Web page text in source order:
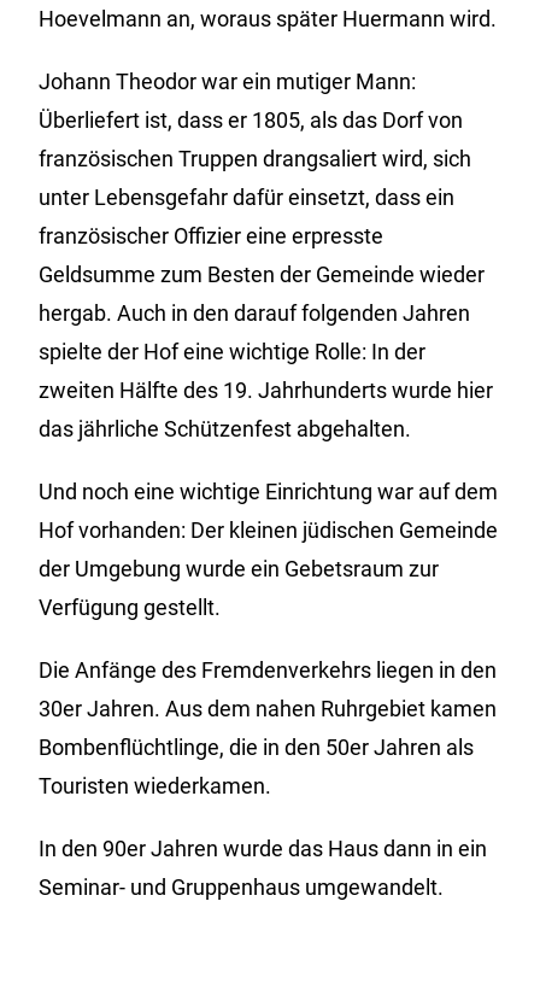
Hoevelmann an, woraus später Huermann wird.
Johann Theodor war ein mutiger Mann:
Überliefert ist, dass er 1805, als das Dorf von
französischen Truppen drangsaliert wird, sich
unter Lebensgefahr dafür einsetzt, dass ein
französischer Offizier eine erpresste
Geldsumme zum Besten der Gemeinde wieder
hergab. Auch in den darauf folgenden Jahren
spielte der Hof eine wichtige Rolle: In der
zweiten Hälfte des 19. Jahrhunderts wurde hier
das jährliche Schützenfest abgehalten.
Und noch eine wichtige Einrichtung war auf dem
Hof vorhanden: Der kleinen jüdischen Gemeinde
der Umgebung wurde ein Gebetsraum zur
Verfügung gestellt.
Die Anfänge des Fremdenverkehrs liegen in den
30er Jahren. Aus dem nahen Ruhrgebiet kamen
Bombenflüchtlinge, die in den 50er Jahren als
Touristen wiederkamen.
In den 90er Jahren wurde das Haus dann in ein
Seminar- und Gruppenhaus umgewandelt.